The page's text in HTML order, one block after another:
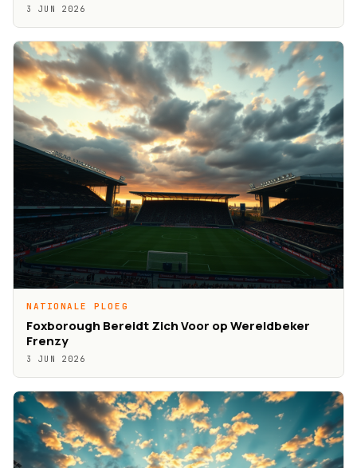
3 JUN 2026
NATIONALE PLOEG
Foxborough Bereidt Zich Voor op Wereldbeker
Frenzy
3 JUN 2026